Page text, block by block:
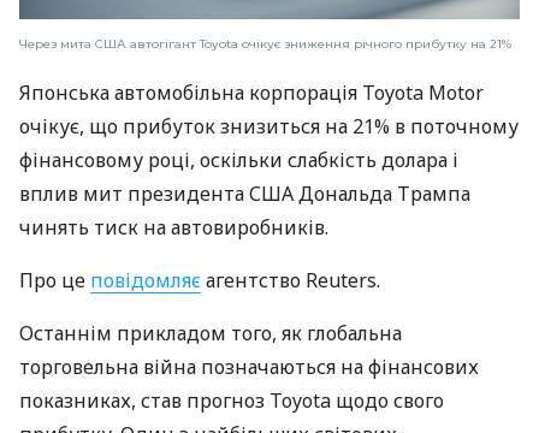
Через мита США автогігант Toyota очікує зниження річного прибутку на 21%
Японська автомобільна корпорація Toyota Motor
очікує, що прибуток знизиться на 21% в поточному
фінансовому році, оскільки слабкість долара і
вплив мит президента США Дональда Трампа
чинять тиск на автовиробників.
Про це повідомляєагентство Reuters.
Останнім прикладом того, як глобальна
торговельна війна позначаються на фінансових
показниках, став прогноз Toyota щодо свого